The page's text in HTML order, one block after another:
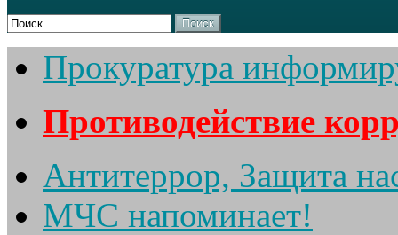
Поиск
Прокуратура
Противодействие
Антитеррор, Защита
МЧС напоминает!